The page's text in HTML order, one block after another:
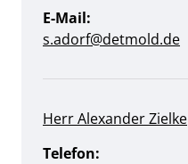
E-Mail:
s.adorf@detmold.de
Herr Alexander Zielke
Telefon: